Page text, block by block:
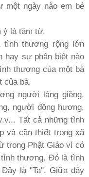
một ngày nào em bé
ý là tâm từ.
tình thương rộng lớn
hay sự phân biệt nào
thương của một bà
của bà.
người láng giềng,
người đồng hương,
Tất cả những tình
và cần thiết trong xã
trong Phật Giáo vì có
thương. Ðó là tình
là "Ta". Giữa đây